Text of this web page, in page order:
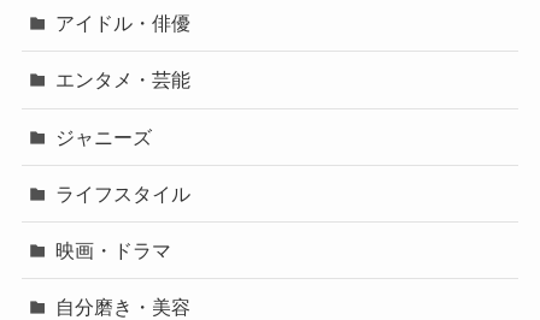
アイドル・俳優
エンタメ・芸能
ジャニーズ
ライフスタイル
映画・ドラマ
自分磨き・美容